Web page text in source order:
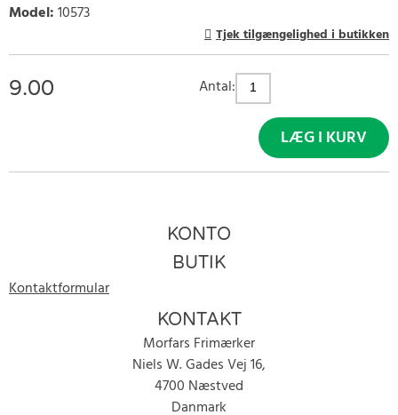
Model:10573
Tjek tilgængelighed i butikken
9.00 Antal:
LÆG I KURV
KONTO
BUTIK
Kontaktformular
KONTAKT
Morfars Frimærker
Niels W. Gades Vej 16,
4700 Næstved
Danmark